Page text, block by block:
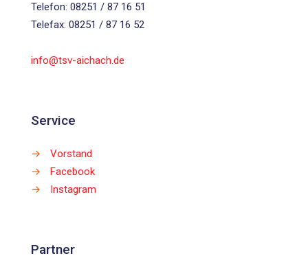
Telefon: 08251 / 87 16 51
Telefax: 08251 / 87 16 52
info@tsv-aichach.de
Service
→
Vorstand
→
Facebook
→
Instagram
Partner